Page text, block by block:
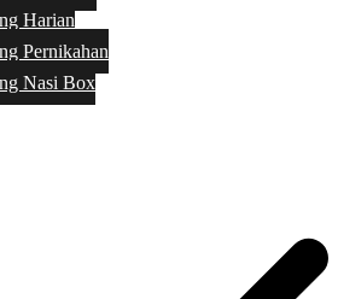
Harian
Pernikahan
Nasi Box